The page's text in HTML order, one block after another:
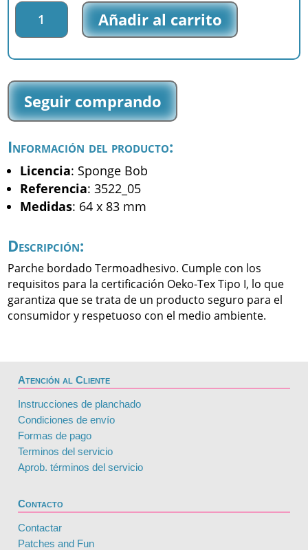
Parche
bordado
Sponge
Bob
Bob
(3522_05)
Añadir al carrito
Seguir comprando
Información del producto:
Licencia: Sponge Bob
Referencia: 3522_05
Medidas: 64 x 83 mm
Descripción:
Parche bordado Termoadhesivo. Cumple con los
requisitos para la certificación Oeko-Tex Tipo I, lo que
garantiza que se trata de un producto seguro para el
consumidor y respetuoso con el medio ambiente.
Atención al Cliente
Instrucciones de planchado
Condiciones de envío
Formas de pago
Terminos del servicio
Aprob. términos del servicio
Contacto
Contactar
Patches and Fun